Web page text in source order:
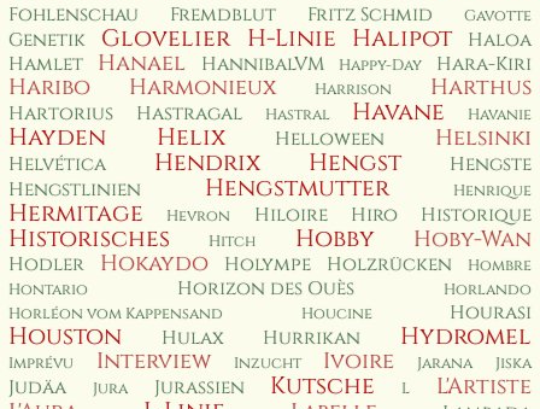
Fohlenschau Fremdblut Fritz Schmid Gavotte
Genetik Glovelier H-Linie Halipot
Haloa
Hamlet
Hanael HannibalVM Happy-Day Hara-Kiri
Haribo Harmonieux Harrison Harthus
Hartorius Hastragal Hastral Havane Havanie
Hayden Helix Helloween Helsinki
Helvética Hendrix Hengst
Hengste
Hengstlinien
Hengstmutter Henrique
Hermitage Hevron Hiloire Hiro Historique
Historisches Hitch Hobby Hoby-Wan
Hodler Hokaydo Holympe Holzrücken
Hombre
Hontario
Horizon des Ouès
Horlando
Horléon vom Kappensand
Houcine Hourasi
Houston Hulax Hurrikan Hydromel
Imprévu Interview Inzucht Ivoire Jarana Jiska
Judäa Jura Jurassien Kutsche L
L'Artiste